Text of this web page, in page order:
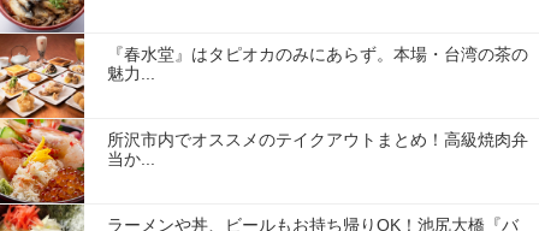
『春水堂』はタピオカのみにあらず。本場・台湾の茶の
魅力...
所沢市内でオススメのテイクアウトまとめ！高級焼肉弁
当か...
ラーメンや丼、ビールもお持ち帰りOK！池尻大橋『バ